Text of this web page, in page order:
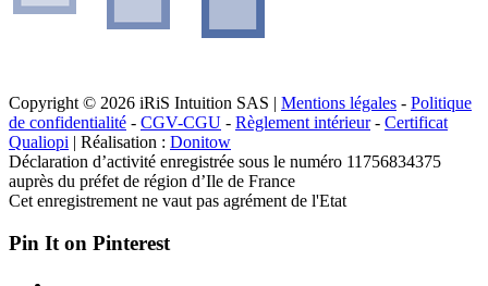
Copyright © 2026 iRiS Intuition SAS | Mentions légales - Politique
de confidentialité - CGV-CGU - Règlement intérieur- Certificat
Qualiopi | Réalisation : Donitow
Déclaration d’activité enregistrée sous le numéro 11756834375
auprès du préfet de région d’Ile de France
Cet enregistrement ne vaut pas agrément de l'Etat
Pin It on Pinterest